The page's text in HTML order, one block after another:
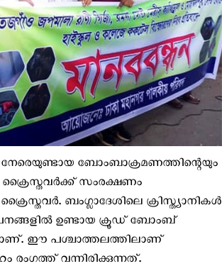
ബോംബാക്രമണത്തിന്റെയും
ക്രൈസ്തവര്‍ക്ക് സംരക്ഷണം
ബംഗ്ലാദേശിലെ ക്രിസ്ത്യാനികൾ
ഉണ്ടായ ക്രൂഡ് ബോംബ്
ഈ പശ്ചാത്തലത്തിലാണ്
രംഗത്ത് വന്നിരിക്കുന്നത്.